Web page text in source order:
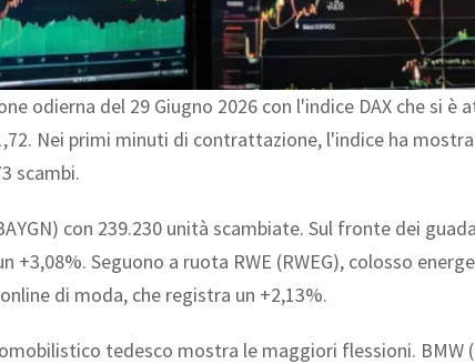
odierna del 29 Giugno 2026 con l'indice DAX che si
Nei primi minuti di contrattazione, l'indice ha
scambi.
con 239.230 unità scambiate. Sul fronte dei
Seguono a ruota RWE (RWEG), colosso
di moda, che registra un +2,13%.
tedesco mostra le maggiori flessioni. BMW